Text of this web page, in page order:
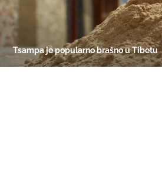
Tsampa je popularno brašno u Tibetu